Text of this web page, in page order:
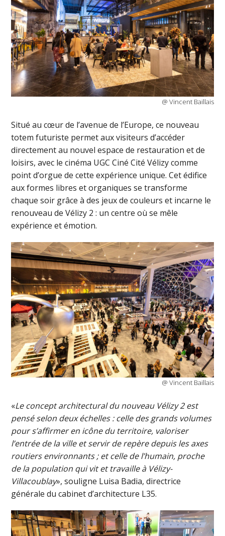
@ Vincent Baillais
Situé au cœur de l’avenue de l’Europe, ce nouveau
totem futuriste permet aux visiteurs d’accéder
directement au nouvel espace de restauration et de
loisirs, avec le cinéma UGC Ciné Cité Vélizy comme
point d’orgue de cette expérience unique. Cet édifice
aux formes libres et organiques se transforme
chaque soir grâce à des jeux de couleurs et incarne le
renouveau de Vélizy 2 : un centre où se mêle
expérience et émotion.
@ Vincent Baillais
«Le concept architectural du nouveau Vélizy 2 est
pensé selon deux échelles : celle des grands volumes
pour s’affirmer en icône du territoire, valoriser
l’entrée de la ville et servir de repère depuis les axes
routiers environnants ; et celle de l’humain, proche
de la population qui vit et travaille à Vélizy-
Villacoublay», souligne Luisa Badia, directrice
générale du cabinet d’architecture L35.